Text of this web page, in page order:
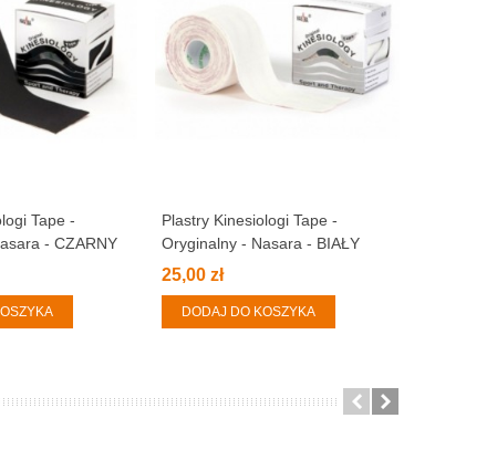
Tape -
- CZARNY
Plastry Kinesiologi Tape -
Oryginalny - Nasara - BIAŁY
25,00 zł
DODAJ DO KOSZYKA